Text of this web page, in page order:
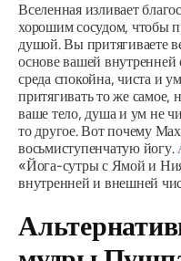
Вселенная изливает
хорошим сосудом, чтобы
душой. Вы притягиваете
основе вашей
среда спокойна, чиста и
притягивать то же самое,
ваше тело, душа и ум не
то другое. Вот почему
восьмиступенчатую йогу.
«Йога-сутры с Ямой и
внутренней и внешней